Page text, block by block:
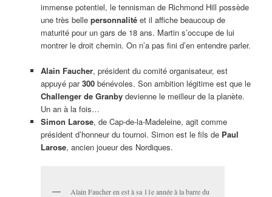
immense potentiel, le tennisman de Richmond Hill possède
une très belle personnalité et il affiche beaucoup de
maturité pour un gars de 18 ans. Martin s’occupe de lui
montrer le droit chemin. On n’a pas fini d’en entendre parler.
Alain Faucher, président du comité organisateur, est
appuyé par300bénévoles. Son ambition légitime est que le
Challenger de Granbydevienne le meilleur de la planète.
Un an à la fois…
Simon Larose, de Cap-de-la-Madeleine, agit comme
président d’honneur du tournoi. Simon est le fils de Paul
Larose, ancien joueur des Nordiques.
Alain Faucher en est à sa 11e année à la barre du